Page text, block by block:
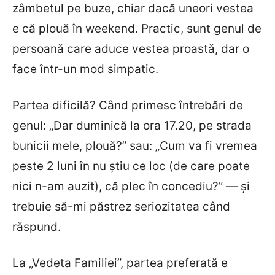
zâmbetul pe buze, chiar dacă uneori vestea
e că plouă în weekend. Practic, sunt genul de
persoană care aduce vestea proastă, dar o
face într-un mod simpatic.
Partea dificilă? Când primesc întrebări de
genul: „Dar duminică la ora 17.20, pe strada
bunicii mele, plouă?” sau: „Cum va fi vremea
peste 2 luni în nu știu ce loc (de care poate
nici n-am auzit), că plec în concediu?” — și
trebuie să-mi păstrez seriozitatea când
răspund.
La „Vedeta Familiei”, partea preferată e